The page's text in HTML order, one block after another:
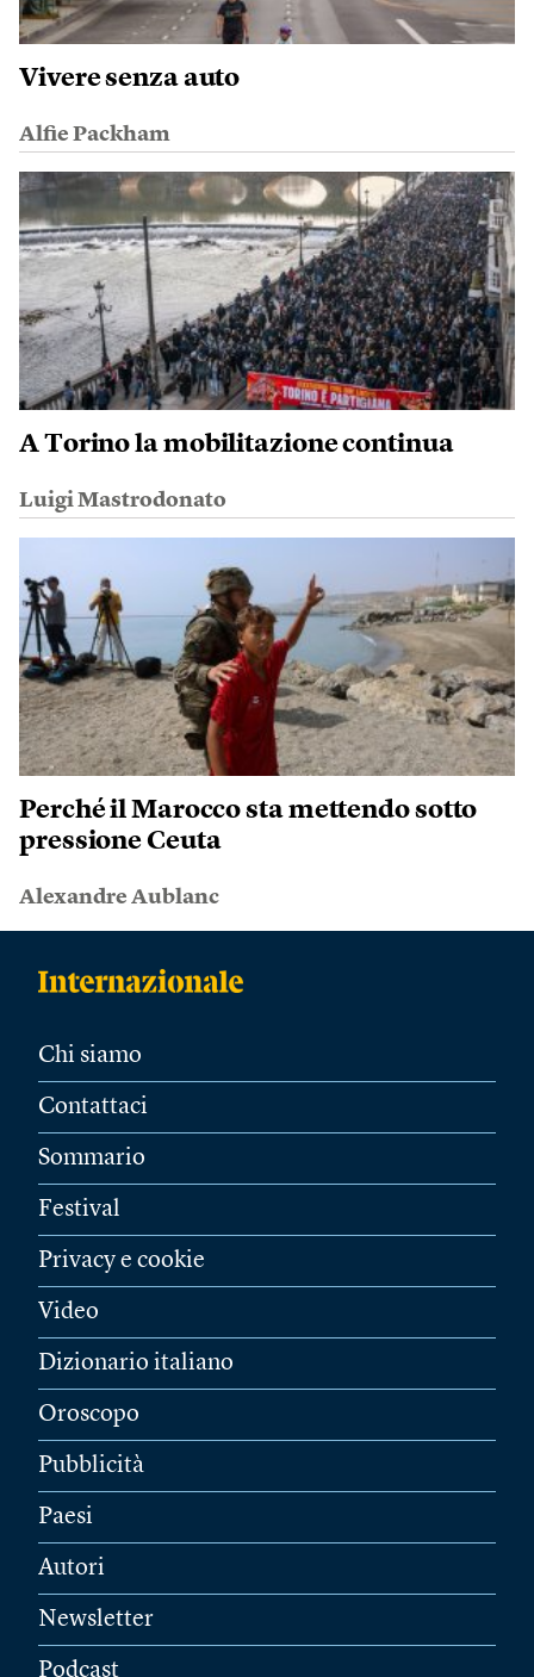
Vivere senza auto
Alfie Packham
A Torino la mobilitazione continua
Luigi Mastrodonato
Perché il Marocco sta mettendo sotto
pressione Ceuta
Alexandre Aublanc
Chi siamo
Contattaci
Sommario
Festival
Privacy e cookie
Video
Dizionario italiano
Oroscopo
Pubblicità
Paesi
Autori
Newsletter
Podcast